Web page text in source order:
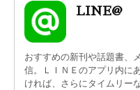
LINE@
おすすめの新刊や話題書、
信。ＬＩＮＥのアプリ内に
ければ、さらにタイムリー